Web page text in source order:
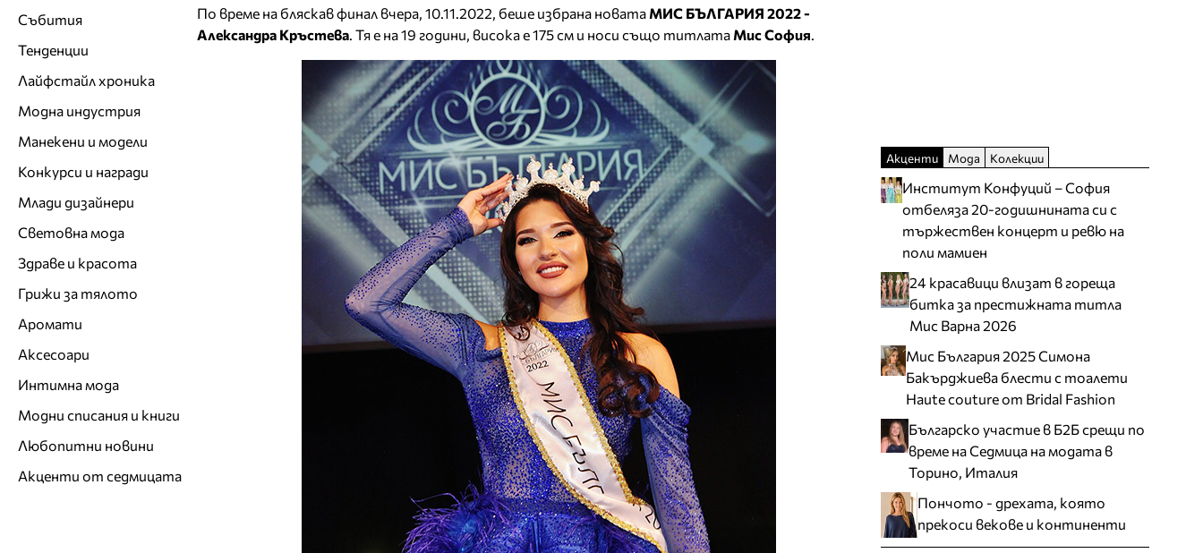
По време на бляскав финал вчера, 10.11.2022, беше избрана новата МИС БЪЛГАРИЯ 2022 -
Александра Кръстева . Тя е на 19 години, висока е 175 см и носи също титлата Мис София
Събития
Тенденции
Лайфстайл хроника
Модна индустрия
Манекени и модели
Конкурси и награди
Млади дизайнери
Световна мода
Здраве и красота
Грижи за тялото
Аромати
Аксесоари
Интимна мода
Модни списания и книги
Любопитни новини
Акценти от седмицата
Акценти Мода Колекции
Институт Конфуций – София
отбеляза 20-годишнината си с
тържествен концерт и ревю на
поли мамиен
24 красавици влизат в гореща
битка за престижната титла
Мис Варна 2026
Мис България 2025 Симона
Бакърджиева блести с тоалети
Haute couture от Bridal Fashion
Българско участие в Б2Б срещи по
време на Седмица на модата в
Торино, Италия
Пончото - дрехата, която
прекоси векове и континенти